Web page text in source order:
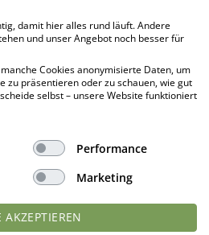
(525)
damit hier alles rund läuft. Andere
und unser Angebot noch besser für
Cookies anonymisierte Daten, um
zu präsentieren oder zu schauen, wie gut
selbst – unsere Website funktioniert
Performance
Marketing
AKZEPTIEREN